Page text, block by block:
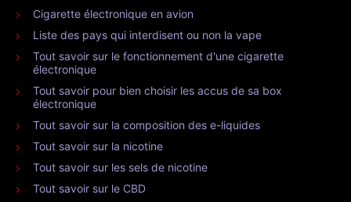
Cigarette électronique en avion
Liste des pays qui interdisent ou non la vape
Tout savoir sur le fonctionnement d'une cigarette
électronique
Tout savoir pour bien choisir les accus de sa box
électronique
Tout savoir sur la composition des e-liquides
Tout savoir sur la nicotine
Tout savoir sur les sels de nicotine
Tout savoir sur le CBD